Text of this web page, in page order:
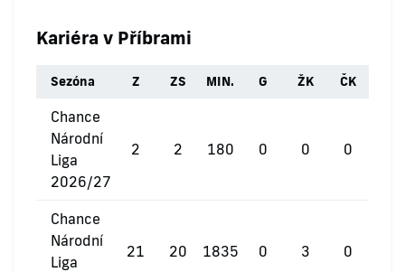
Kariéra v Příbrami
Sezóna Z ZS MIN. G ŽK ČK
Chance
Národní
Liga
2026/27
2 2 180 0 0 0
Chance
Národní
Liga
21 20 1835 0 3 0